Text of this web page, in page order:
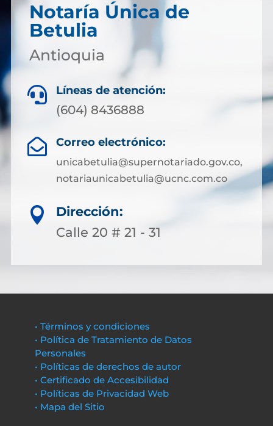
Notaría Única de
Betulia
Antioquia
 Líneas de atención:
(604) 8436888
 Correo electrónico:
unicabetulia@supernotariado.gov.co,
notariaunicabetulia@ucnc.com.co

Dirección:
Calle 20 # 21 - 31
• Términos y condiciones
• Política de Tratamiento de Datos
Personales
• Políticas de derechos de autor
• Certificado de Accesibilidad
• Políticas de Privacidad Web
• Mapa del Sitio